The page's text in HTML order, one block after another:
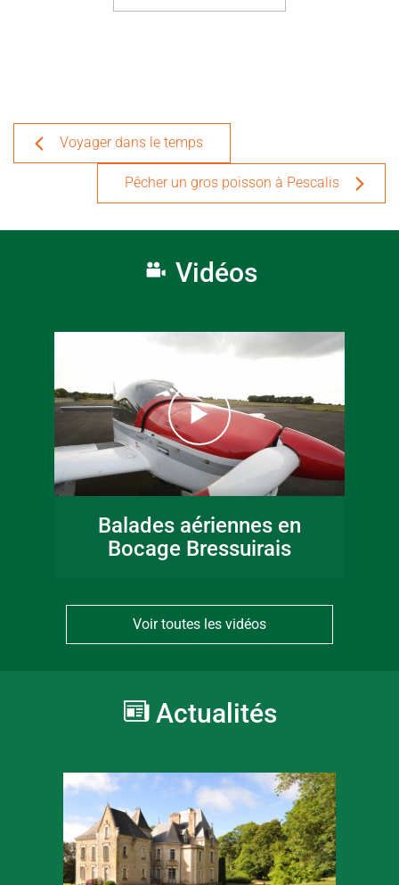
Voyager dans le temps
Pêcher un gros poisson à Pescalis
Vidéos
Balades aériennes en
Bocage Bressuirais
Voir toutes les vidéos
Actualités